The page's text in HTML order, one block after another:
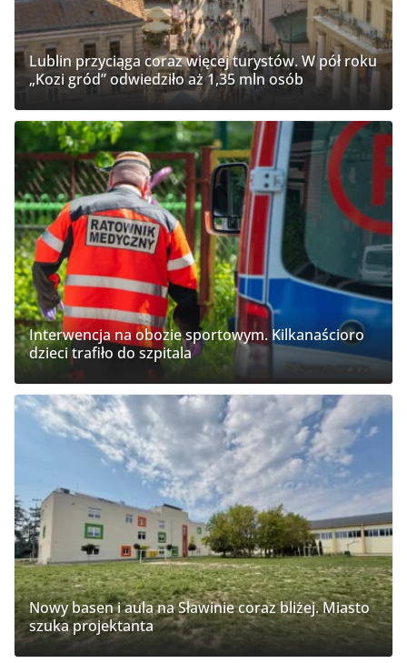
Lublin przyciąga coraz więcej turystów. W pół roku
„Kozi gród” odwiedziło aż 1,35 mln osób
Interwencja na obozie sportowym. Kilkanaścioro
dzieci trafiło do szpitala
Nowy basen i aula na Sławinie coraz bliżej. Miasto
szuka projektanta